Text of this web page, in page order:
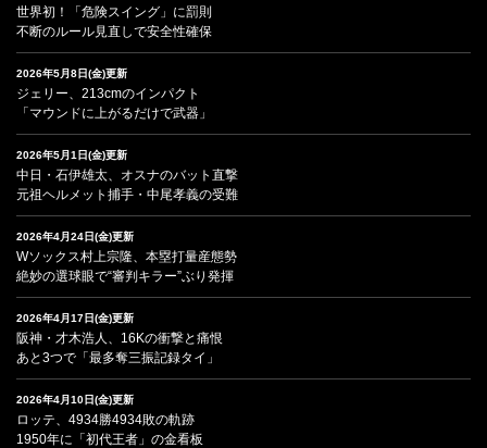
世界初！「危険スイング」に罰則
不断のルール見直しで安全性確保
2026年5月8日(金)更新
ジェリー、213cmのインパクト
「マウンドに上がるだけで武器」
2026年5月1日(金)更新
中日・石伊雄太、オスナのバット直撃
元祖ヘルメット捕手・中尾孝義の受難
2026年4月24日(金)更新
Wソックス村上宗隆、本塁打量産態勢
絶妙の選球眼で“審判キラー”ぶり発揮
2026年4月17日(金)更新
阪神・才木浩人、16Kの衝撃と痛恨
あと3つで「最多奪三振記録タイ」
2026年4月10日(金)更新
ロッテ、4934勝4934敗の軌跡
1950年に「初代王者」の金看板